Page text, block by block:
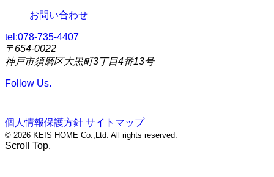
お問い合わせ
tel:078-735-4407
〒654-0022
神戸市須磨区大黒町3丁目4番13号
Follow Us.
個人情報保護方針 サイトマップ
© 2026 KEIS HOME Co.,Ltd. All rights reserved.
Scroll Top.